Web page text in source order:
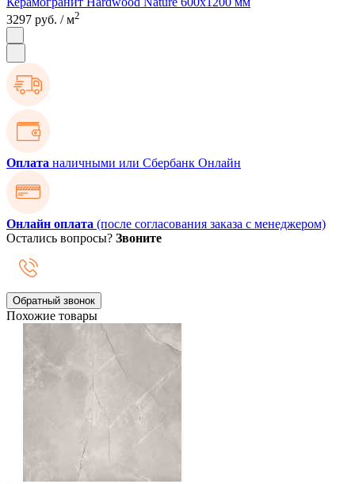
3297 руб. / м2
Оплата наличными или Сбербанк Онлайн
Онлайн оплата (после согласования заказа с менеджером)
Остались вопросы? Звоните
Обратный звонок
Похожие товары